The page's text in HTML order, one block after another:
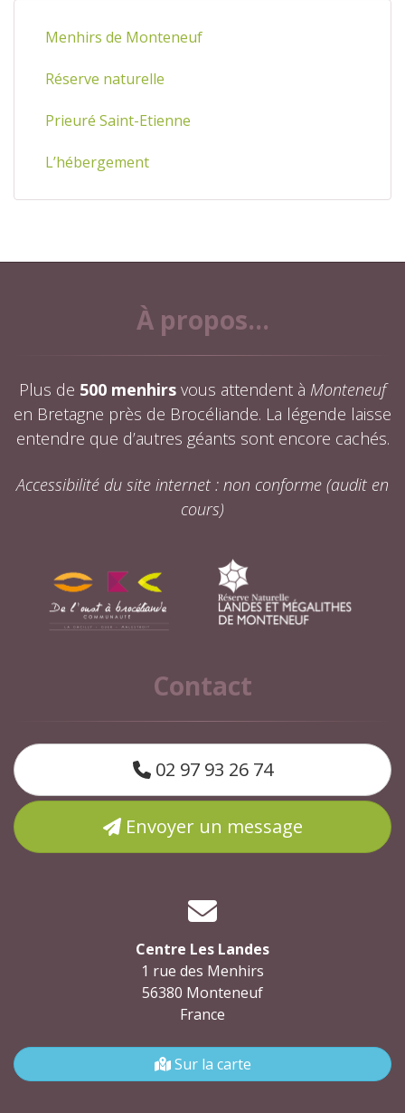
Menhirs de Monteneuf
Réserve naturelle
Prieuré Saint-Etienne
L’hébergement
À propos...
Plus de 500 menhirs vous attendent à Monteneuf
en Bretagne près de Brocéliande. La légende laisse
entendre que d’autres géants sont encore cachés.
Accessibilité du site internet : non conforme (audit en
cours)
Contact
02 97 93 26 74
Envoyer un message
Centre Les Landes
1 rue des Menhirs
56380 Monteneuf
France
Sur la carte